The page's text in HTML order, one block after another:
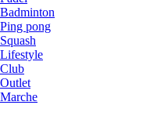
Badminton
Ping pong
Squash
Lifestyle
Club
Outlet
Marche